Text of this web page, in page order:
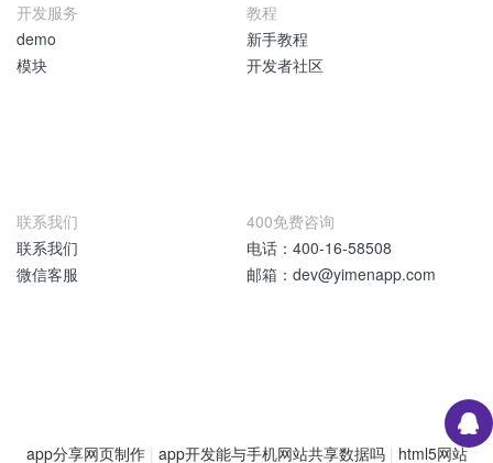
开发服务
demo
模块
教程
新手教程
开发者社区
联系我们
联系我们
微信客服
400免费咨询
电话：400-16-58508
邮箱：dev@yimenapp.com
app分享网页制作 app开发能与手机网站共享数据吗 html5网站